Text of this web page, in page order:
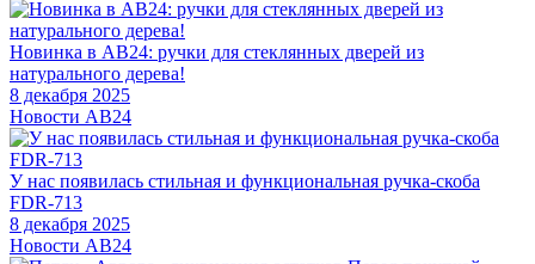
Новинка в АВ24: ручки для стеклянных дверей из
натурального дерева!
8 декабря 2025
Новости АВ24
У нас появилась стильная и функциональная ручка-скоба
FDR-713
8 декабря 2025
Новости АВ24